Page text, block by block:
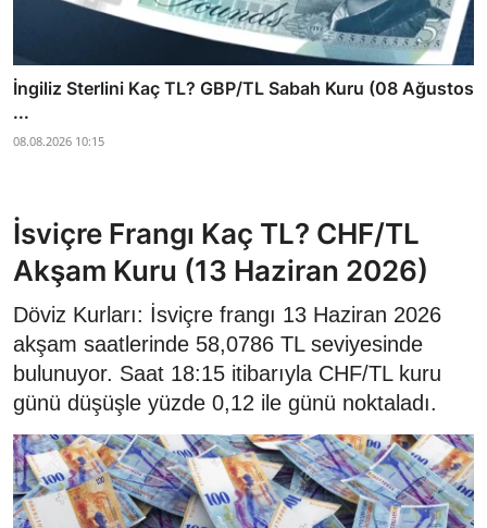
İngiliz Sterlini Kaç TL? GBP/TL Sabah Kuru (08 Ağustos
...
08.08.2026 10:15
İsviçre Frangı Kaç TL? CHF/TL
Akşam Kuru (13 Haziran 2026)
Döviz Kurları: İsviçre frangı 13 Haziran 2026
akşam saatlerinde 58,0786 TL seviyesinde
bulunuyor. Saat 18:15 itibarıyla CHF/TL kuru
günü düşüşle yüzde 0,12 ile günü noktaladı.